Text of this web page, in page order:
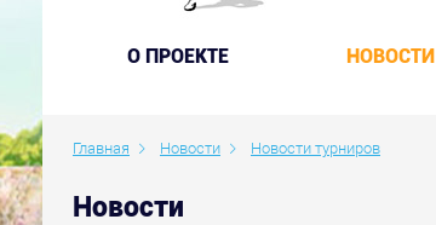
O ПРОЕКТЕ НОВОСТИ
Главная Новости Новости турниров
Новости